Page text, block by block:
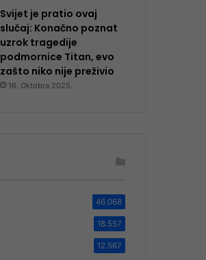
Svijet je pratio ovaj
slučaj: Konačno poznat
uzrok tragedije
podmornice Titan, evo
zašto niko nije preživio
16. Oktobra 2025.
46.068
18.557
12.567